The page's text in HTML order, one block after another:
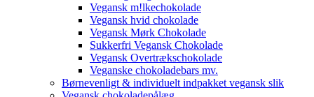
Vegansk m!lkechokolade
Vegansk hvid chokolade
Vegansk Mørk Chokolade
Sukkerfri Vegansk Chokolade
Vegansk Overtrækschokolade
Veganske chokoladebars mv.
Børnevenligt & individuelt indpakket vegansk slik